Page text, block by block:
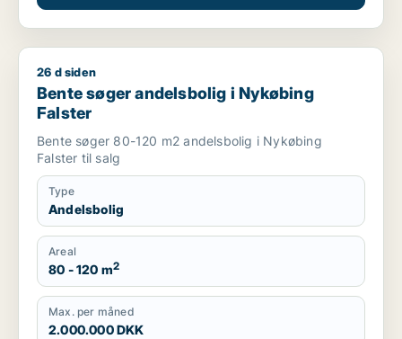
Bente søger andelsbolig i Nykøbing Falster
26 d siden
Bente søger andelsbolig i Nykøbing
Falster
Bente søger 80-120 m2 andelsbolig i Nykøbing
Falster til salg
Type
Andelsbolig
Areal
80 - 120 m2
Max. per måned
2.000.000 DKK